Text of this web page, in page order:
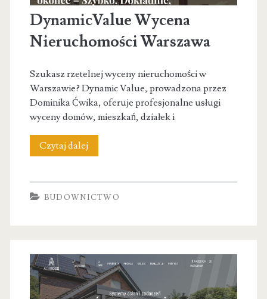
DynamicValue Wycena
Nieruchomości Warszawa
Szukasz rzetelnej wyceny nieruchomości w
Warszawie? Dynamic Value, prowadzona przez
Dominika Ćwika, oferuje profesjonalne usługi
wyceny domów, mieszkań, działek i
Czytaj dalejDynamicValue
BUDOWNICTWO